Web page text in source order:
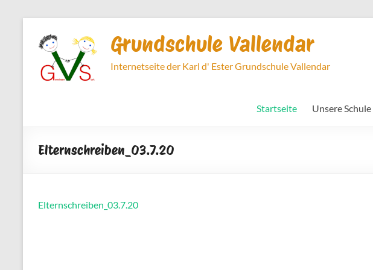
Inhalt
springen
Grundschule Vallendar
Internetseite der Karl d' Ester Grundschule Vallendar
Startseite Unsere Schule
Elternschreiben_03.7.20
Elternschreiben_03.7.20